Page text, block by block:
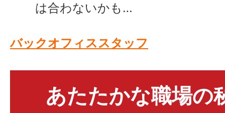
は合わないかも…
バックオフィススタッフ
あたたかな職場の